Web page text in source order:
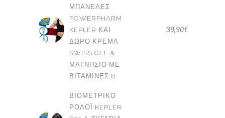
ΜΠΑΝΈΛΕΣ
POWERPHARM
KEPLER ΚΑΙ
ΔΩΡΟ ΚΡΈΜΑ
SWISS GEL &
ΜΑΓΝΉΣΙΟ ΜΕ
ΒΙΤΑΜΊΝΕΣ B
39,90€
ΒΙΟΜΕΤΡΙΚΌ
ΡΟΛΌΙ KEPLER